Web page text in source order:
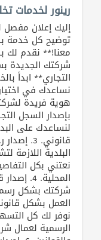
رينور لخدمات
إليك إعلان
توضيح كل خدمة
معنا!** نقدم لك
التجاري** ابدأ
نساعدك في
بإصدار السجل
لنساعدك على
قانوني.
البلدية
نعتني بكل
شركتك بشكل
نوفر لك كل
الرسمية لعمال